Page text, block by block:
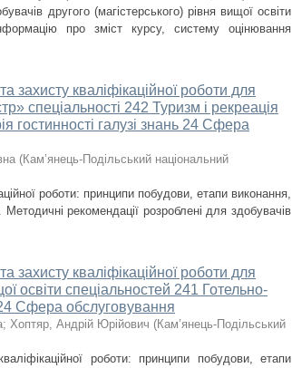
другого (магістерського) рівня вищої освіти
про зміст курсу, систему оцінювання
захисту кваліфікаційної роботи для
спеціальності 242 Туризм і рекреація
гостинності галузі знань 24 Сфера
(Кам’янець-Подільський національний
роботи: принципи побудови, етапи виконання,
рекомендації розроблені для здобувачів
захисту кваліфікаційної роботи для
освіти спеціальностей 241 Готельно-
Сфера обслуговування
; Хоптяр, Андрій Юрійович (Кам’янець-Подільський
роботи: принципи побудови, етапи